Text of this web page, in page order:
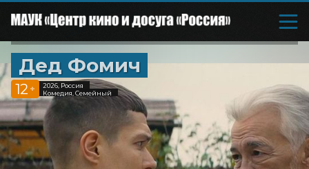
Дед Фомич
12 +
2026, Россия
Комедия, Семейный